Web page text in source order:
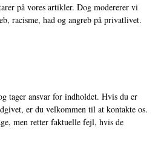
på vores artikler. Dog modererer vi
racisme, had og angreb på privatlivet.
tager ansvar for indholdet. Hvis du er
er du velkommen til at kontakte os.
men retter faktuelle fejl, hvis de